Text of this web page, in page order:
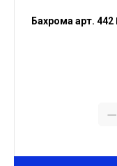
Бахрома арт.